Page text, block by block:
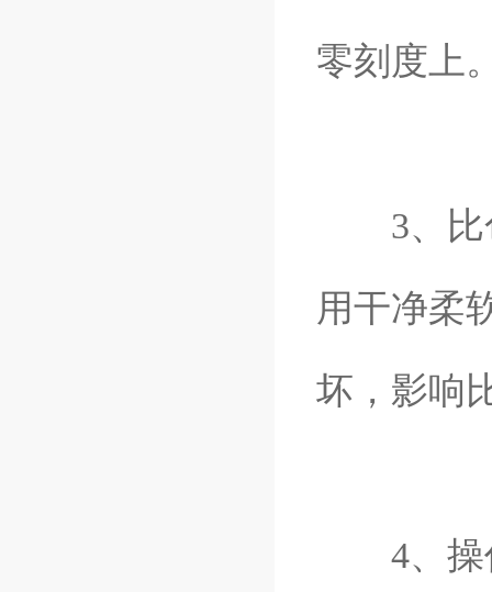
零刻度上
3、比色
用干净柔
坏，影响
4、操作